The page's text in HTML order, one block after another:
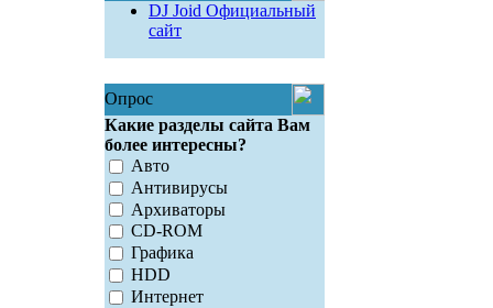
DJ Joid Официальный
сайт
Опрос
Какие разделы сайта Вам
более интересны?
Авто
Антивирусы
Архиваторы
CD-ROM
Графика
HDD
Интернет